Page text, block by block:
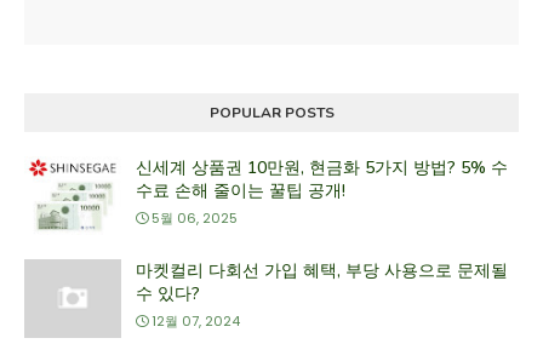
POPULAR POSTS
신세계 상품권 10만원, 현금화 5가지 방법? 5% 수
수료 손해 줄이는 꿀팁 공개!
5월 06, 2025
마켓컬리 다회선 가입 혜택, 부당 사용으로 문제될
수 있다?
12월 07, 2024